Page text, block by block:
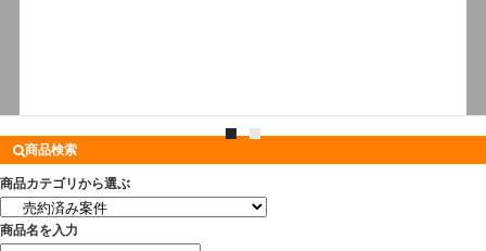
商品検索
商品カテゴリから選ぶ
商品名を入力